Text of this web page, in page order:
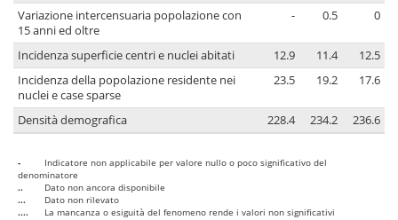
Variazione intercensuaria popolazione con
15 anni ed oltre
- 0.5 0
Incidenza superficie centri e nuclei abitati 12.9 11.4
12.5
Incidenza della popolazione residente nei
nuclei e case sparse
23.5 19.2 17.6
Densità demografica 228.4 234.2 236.6
-
Indicatore non applicabile per valore nullo o poco significativo del
denominatore
..
Dato non ancora disponibile
...
Dato non rilevato
....
La mancanza o esiguità del fenomeno rende i valori non significativi